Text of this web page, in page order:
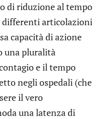
di riduzione al tempo
differenti articolazioni
capacità di azione
una pluralità
e il tempo
negli ospedali (che
il vero
una latenza di